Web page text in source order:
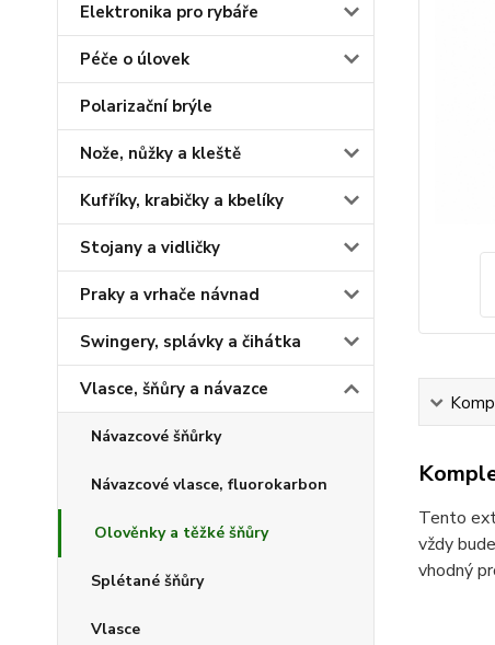
Elektronika pro rybáře
Péče o úlovek
Polarizační brýle
Nože, nůžky a kleště
Kufříky, krabičky a kbelíky
Stojany a vidličky
Praky a vrhače návnad
Swingery, splávky a čihátka
Vlasce, šňůry a návazce
Návazcové šňůrky
Návazcové vlasce, fluorokarbon
Olověnky a těžké šňůry
Splétané šňůry
Vlasce
Tento
vždy
vhodný